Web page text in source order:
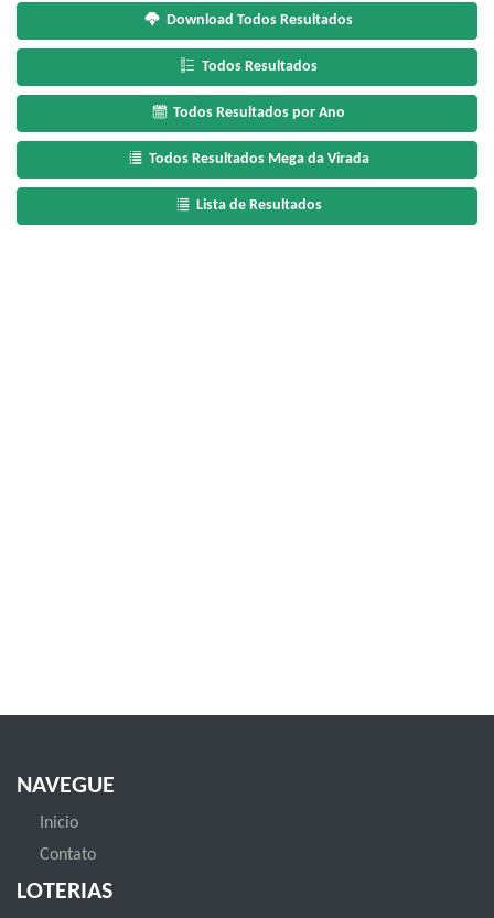
Download Todos Resultados
Todos Resultados
Todos Resultados por Ano
Todos Resultados Mega da Virada
Lista de Resultados
NAVEGUE
Inicio
Contato
LOTERIAS